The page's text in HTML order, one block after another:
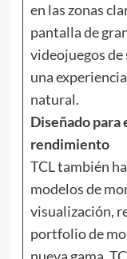
en las zonas
pantalla de
videojuegos de
una
natural.
Diseñado para
rendimiento
TCL también
modelos de
visualización,
portfolio de